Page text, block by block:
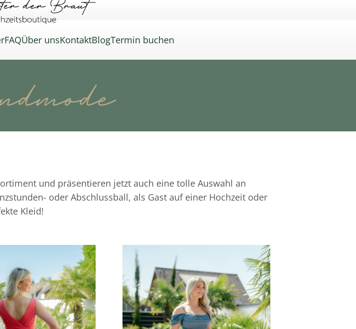
FAQÜber unsKontaktBlogTermin buchen
und präsentieren jetzt auch eine tolle Auswahl an
oder Abschlussball, als Gast auf einer Hochzeit oder
Kleid!